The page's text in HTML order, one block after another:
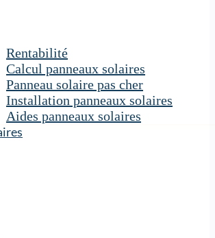
Rentabilité
Calcul panneaux solaires
Panneau solaire pas cher
Installation panneaux solaires
Aides panneaux solaires